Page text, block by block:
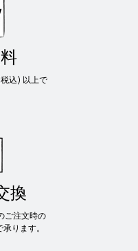
込) 以上で
換
ご注文時の
ります。